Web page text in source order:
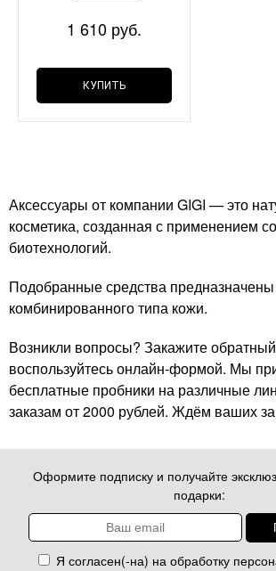
1 610 руб.
КУПИТЬ
Аксессуары от компании GIGI — это
косметика, созданная с применением
биотехнологий.
Подобранные средства
комбинированного типа кожи.
Возникли вопросы? Закажите
воспользуйтесь онлайн-формой. Мы
бесплатные пробники на различные
заказам от 2000 рублей. Ждём ваших
Оформите подписку и получайте
подарки:
Я согласен(-на) на обработку